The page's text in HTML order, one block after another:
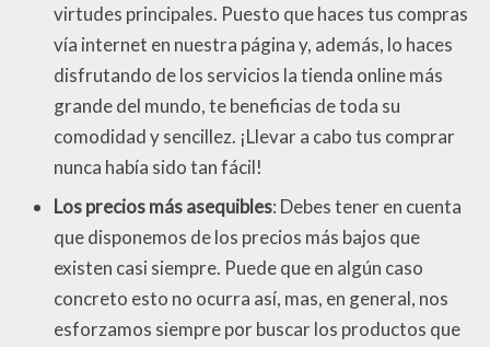
virtudes principales. Puesto que haces tus compras
vía internet en nuestra página y, además, lo haces
disfrutando de los servicios la tienda online más
grande del mundo, te beneficias de toda su
comodidad y sencillez. ¡Llevar a cabo tus comprar
nunca había sido tan fácil!
Los precios más asequibles: Debes tener en cuenta
que disponemos de los precios más bajos que
existen casi siempre. Puede que en algún caso
concreto esto no ocurra así, mas, en general, nos
esforzamos siempre por buscar los productos que